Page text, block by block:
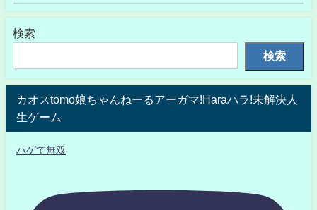
検索
検索
カオスtomo娘ちゃんねーるアーガマ!Haraハラ!未解決人
生ゲーム
ハゲて無双